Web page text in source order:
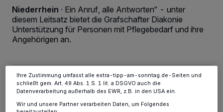
Niederrhein · Ein Anruf, alle Antworten“ - unter
diesem Leitsatz bietet die Grafschafter Diakonie
Unterstützung für Personen mit Pflegebedarf und ihre
Angehörigen an.
10.09.2025 , 17:00 Uhr 2 Minuten Lesezeit
verarbeiten Daten, um Ihnen Dienste bereitzustellen“ aufgeführten
Zwecke. Wenn Tracker deaktiviert sind, sind manche Inhalte und
Anzeigen möglicherweise nicht mehr so relevant für Sie. Sie können
dieses Menü jederzeit wieder aufrufen, um Ihre Einstellungen zu
ändern oder Ihre Einwilligung zu widerrufen, indem Sie auf den Link
Ihre Zustimmung umfasst alle extra-tipp-am-sonntag.de-Seiten und
schließt gem. Art. 49 Abs. 1 S. 1 lit. a DSGVO auch die
Datenverarbeitung außerhalb des EWR, z.B. in den USA ein.
Wir und unsere Partner verarbeiten Daten, um Folgendes